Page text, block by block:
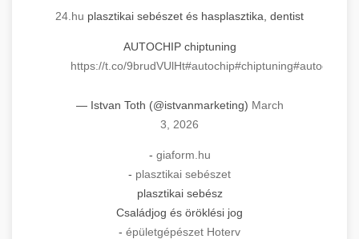
24.hu plasztikai sebészet és hasplasztika, dentist
AUTOCHIP chiptuning
https://t.co/9brudVUlHt#autochip#chiptuning#autochip
— Istvan Toth (@istvanmarketing) March
3, 2026
- giaform.hu
- plasztikai sebészet
plasztikai sebész
Családjog és öröklési jog
- épületgépészet Hoterv